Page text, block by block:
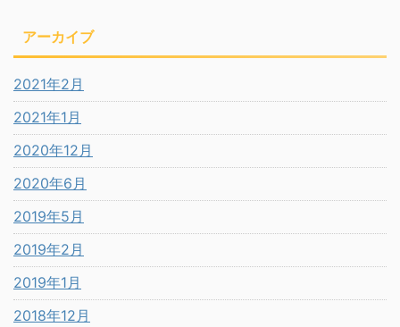
アーカイブ
2021年2月
2021年1月
2020年12月
2020年6月
2019年5月
2019年2月
2019年1月
2018年12月